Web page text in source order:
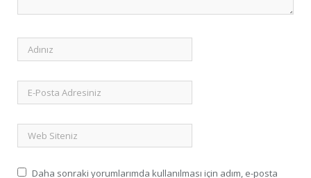
Daha sonraki yorumlarımda kullanılması için adım, e-posta